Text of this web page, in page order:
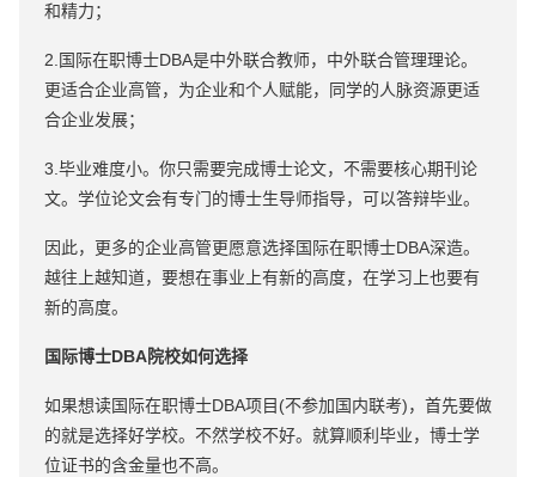
和精力；
2.国际在职博士DBA是中外联合教师，中外联合管理理论。
更适合企业高管，为企业和个人赋能，同学的人脉资源更适
合企业发展；
3.毕业难度小。你只需要完成博士论文，不需要核心期刊论
文。学位论文会有专门的博士生导师指导，可以答辩毕业。
因此，更多的企业高管更愿意选择国际在职博士DBA深造。
越往上越知道，要想在事业上有新的高度，在学习上也要有
新的高度。
国际博士DBA院校如何选择
如果想读国际在职博士DBA项目(不参加国内联考)，首先要做
的就是选择好学校。不然学校不好。就算顺利毕业，博士学
位证书的含金量也不高。